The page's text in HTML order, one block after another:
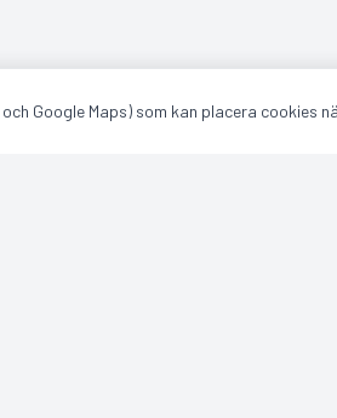
Google Maps) som kan placera cookies